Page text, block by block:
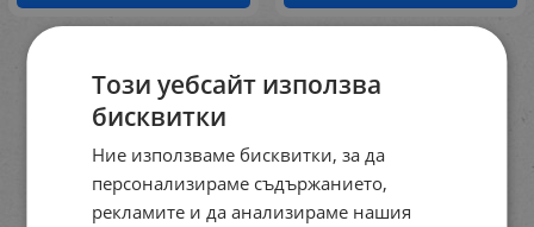
Този уебсайт използва
бисквитки
Ние използваме бисквитки, за да
персонализираме съдържанието,
рекламите и да анализираме нашия